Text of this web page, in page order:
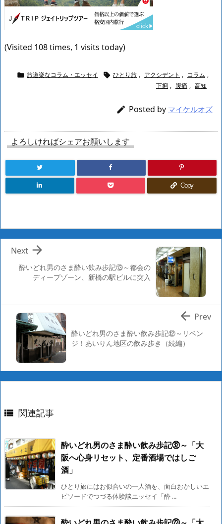
(Visited 108 times, 1 visits today)
 旅道楽なコラム・エッセイ  ひとり旅 , アクシデント , コラム ,
下痢 , 腹痛 , 高知
 Posted by マイケルオズ
よろしければシェアお願いします
Copy
酔いどれ男のさま酔い飲み歩記⑬～都会の
ディープゾーン、新橋の駅ビルに突入

Next
酔いどれ男のさま酔い飲み歩記⑫～リベン
ジ！あいりん地区の飲み歩き（続編）
 Prev
 関連記事
酔いどれ男のさま酔い飲み歩記㉜～「大
阪へ心身リセット、定番酒場ではしご
酒」
ひとり旅にはお似合いの一人酒を、面白おかしいエ
ピソードでつづる体験談エッセイ「酔 ...